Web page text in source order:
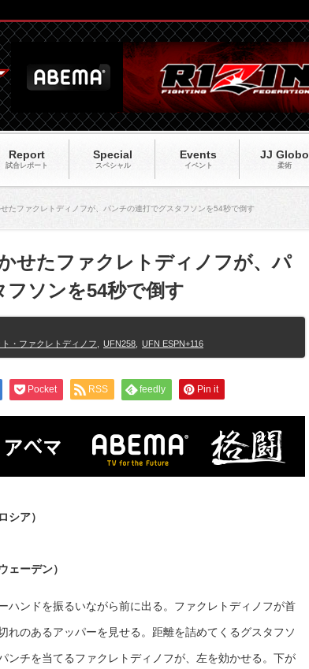
Report
試合レポート
Special
スペシャル
Events
イベント
JJ Globo
柔術
せたファクレトディノフが、パンチの連打でグスタフソンを54秒で倒す
かせたファクレトディノフが、パ
ソンを54秒で倒す
ト・ファクレトディノフ UFN258 UFN ESPN+116
Pocket RSS feedly Pin it
シア）
ェーデン）
ハンドを振るいながら前に出る。ファクレトディノフが首
れのあるアッパーを見せる。距離を詰めてくるグスタフソ
ンチを当てるファクレトディノフが、左を効かせる。下が